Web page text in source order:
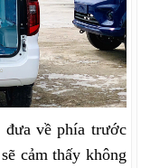
đưa về phía trước
cảm thấy không